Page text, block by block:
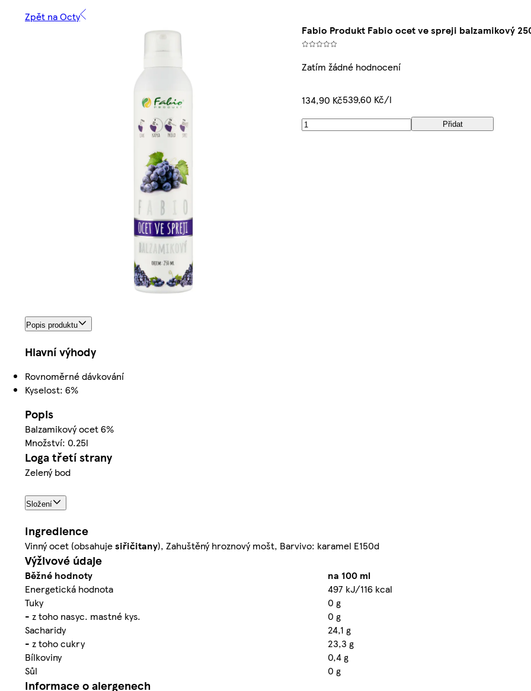
Zpět na Octy
Fabio Produkt Fabio ocet ve spreji balzamikový
Zatím žádné hodnocení
134,90 Kč539,60 Kč/l
Přidat
Popis produktu
Hlavní výhody
Rovnoměrné dávkování
Kyselost: 6%
Popis
Balzamikový ocet 6%
Množství: 0.25l
Loga třetí strany
Zelený bod
Složení
Ingredience
Vinný ocet (obsahujesiřičitany), Zahuštěný hroznový mošt, Barvivo: karamel E150d
Výživové údaje
Běžné hodnoty
na 100 ml
Energetická hodnota
497 kJ/116 kcal
Tuky
0 g
- z toho nasyc. mastné kys.
0 g
Sacharidy
24,1 g
- z toho cukry
23,3 g
Bílkoviny
0,4 g
Sůl
0 g
Informace o alergenech